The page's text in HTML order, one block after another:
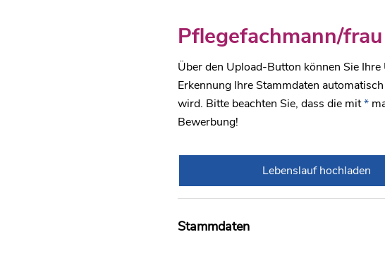
Pflegefachmann/
Über den Upload-Button können Sie
Erkennung Ihre Stammdaten
wird. Bitte beachten Sie, dass die mit*
Bewerbung!
Lebenslauf hochladen
Stammdaten